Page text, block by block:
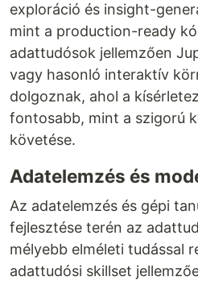
exploráció és insight-
mint a production-ready
adattudósok jellemzően
vagy hasonló interaktív
dolgoznak, ahol a
fontosabb, mint a szigorú
követése.
Adatelemzés és
Az adatelemzés és gépi
fejlesztése terén az
mélyebb elméleti tudással
adattudósi skillset